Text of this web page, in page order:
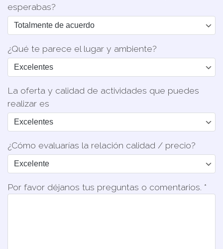
esperabas?
¿Qué te parece el lugar y ambiente?
La oferta y calidad de actividades que puedes
realizar es
¿Cómo evaluarías la relación calidad / precio?
Por favor déjanos tus preguntas o comentarios. *